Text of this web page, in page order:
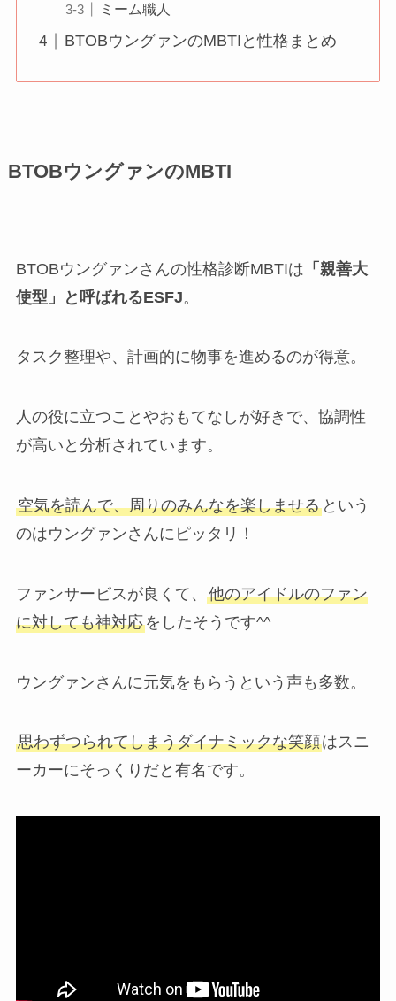
ミーム職人
BTOBウングァンのMBTIと性格まとめ
BTOBウングァンのMBTI
BTOBウングァンさんの性格診断MBTIは 「親善大
使型」と呼ばれるESFJ。
タスク整理や、計画的に物事を進めるのが得意。
人の役に立つことやおもてなしが好きで、協調性
が高いと分析されています。
空気を読んで、周りのみんなを楽しませるという
のはウングァンさんにピッタリ！
ファンサービスが良くて、 他のアイドルのファン
に対しても神対応をしたそうです^^
ウングァンさんに元気をもらうという声も多数。
思わずつられてしまうダイナミックな笑顔はスニ
ーカーにそっくりだと有名です。